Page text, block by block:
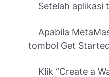
Setelah aplikasi
Apabila
tombol Get
Klik “Create a